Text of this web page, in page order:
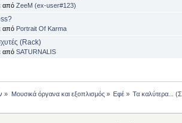
από ZeeM (ex-user#123)
από Portrait Of Karma
(Rack)
από SATURNALIS
» Μουσικά όργανα και εξοπλισμός» Εφέ» Τα καλύτερα...